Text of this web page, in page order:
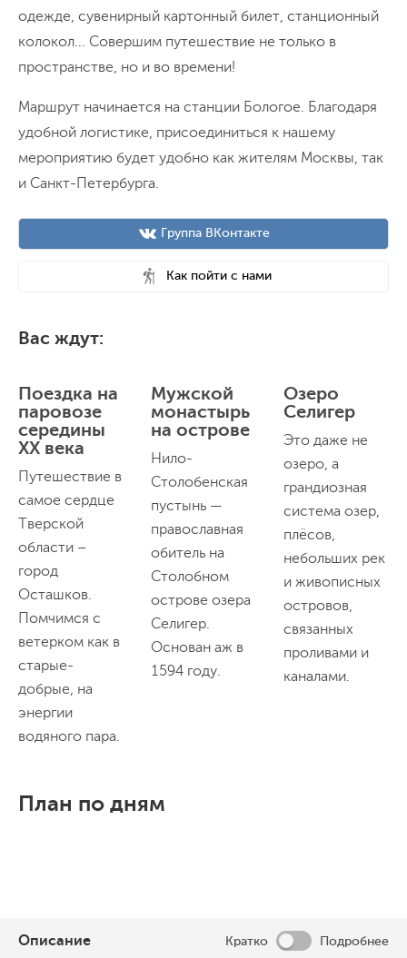
одежде, сувенирный картонный билет, станционный
колокол... Совершим путешествие не только в
пространстве, но и во времени!
Маршрут начинается на станции Бологое. Благодаря
удобной логистике, присоединиться к нашему
мероприятию будет удобно как жителям Москвы, так
и Санкт-Петербурга.
Группа ВКонтакте
Как пойти с нами
Вас ждут:
Поездка на
паровозе
середины
XX века
Путешествие в
самое сердце
Тверской
области –
город
Осташков.
Помчимся с
ветерком как в
старые-
добрые, на
энергии
водяного пара.
Мужской
монастырь
на острове
Нило-
Столобенская
пустынь —
православная
обитель на
Столобном
острове озера
Селигер.
Основан аж в
1594 году.
Озеро
Селигер
Это даже не
озеро, а
грандиозная
система озер,
плёсов,
небольших рек
и живописных
островов,
связанных
проливами и
каналами.
План по дням
Описание Кратко Подробнее